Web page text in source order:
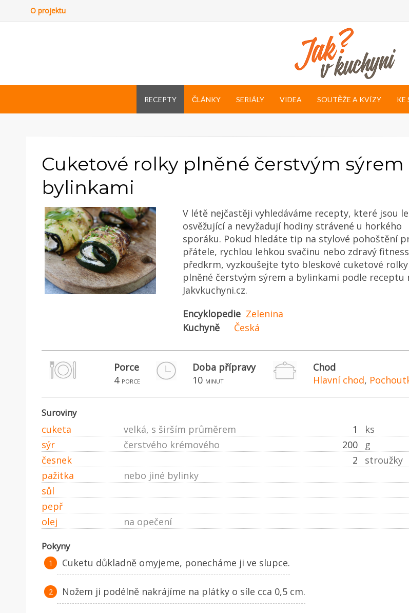
O projektu
RECEPTY ČLÁNKY SERIÁLY VIDEA SOUTĚŽE A KVÍZY KE
Cuketové rolky plněné čerstvým sýrem
bylinkami
V létě nejčastěji vyhledáváme recepty, které jsou
osvěžující a nevyžadují hodiny strávené u horkého
sporáku. Pokud hledáte tip na stylové pohoštění
přátele, rychlou lehkou svačinu nebo zdravý fitness
předkrm, vyzkoušejte tyto bleskové cuketové rolky
plněné čerstvým sýrem a bylinkami podle receptu
Jakvkuchyni.cz.
Encyklopedie Zelenina
Kuchyně
Česká
Porce
4 porce
Doba přípravy
10 minut
Chod
Hlavní chod,
Suroviny
cuketa 1 ks
velká, s širším průměrem
sýr
200 g
čerstvého krémového
česnek
2
stroužky
pažitka
nebo jiné bylinky
sůl
pepř
olej
na opečení
Pokyny
Cuketu důkladně omyjeme, ponecháme ji ve slupce.
Nožem ji podélně nakrájíme na plátky o síle cca 0,5 cm.